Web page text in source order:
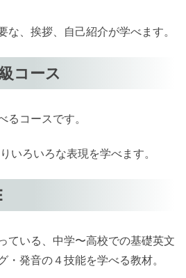
な、挨拶、自己紹介が学べます。
コース
るコースです。
いろいろな表現を学べます。
ている、中学〜高校での基礎英文
・発音の４技能を学べる教材。